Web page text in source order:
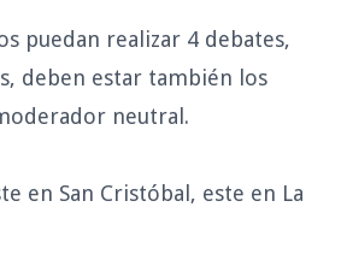
puedan realizar 4 debates,
deben estar también los
neutral.
en San Cristóbal, este en La